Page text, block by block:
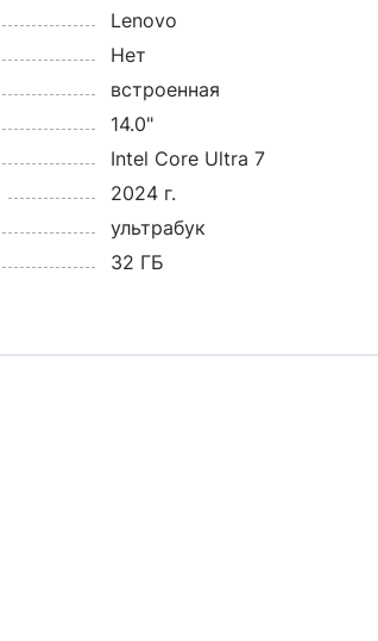
Lenovo
Нет
встроенная
14.0"
Intel Core Ultra 7
2024 г.
ультрабук
32 ГБ